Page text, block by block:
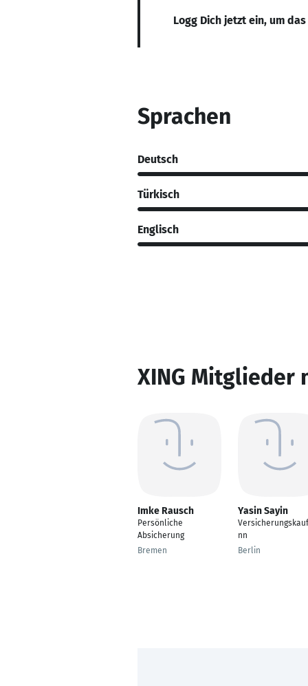
Logg Dich jetzt ein, um
Sprachen
Deutsch
Türkisch
Englisch
XING Mitglieder
Imke Rausch
Persönliche
Absicherung
Bremen
Yasin Sayin
nn
Berlin